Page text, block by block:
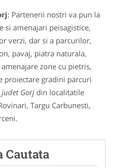
: Partenerii nostri va pun la
si amenajari peisagistice,
verzi, dar si a parcurilor,
pavaj, piatra naturala,
zone cu pietris,
proiectare gradini parcuri
Gorj din localitatile
Targu Carbunesti,
Cautata